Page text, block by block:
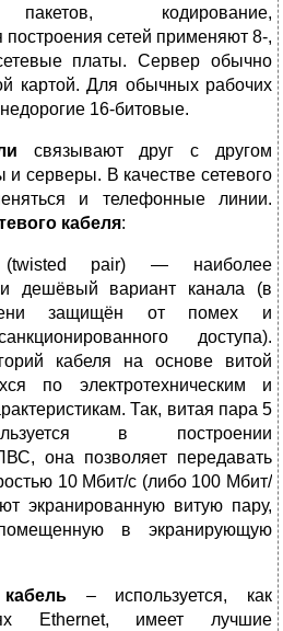
кодирование,
сетей применяют 8-,
платы. Сервер обычно
картой. Для обычных рабочих
16-битовые.
связывают друг с другом
серверы. В качестве сетевого
и телефонные линии.
кабеля:
pair) — наиболее
и дешёвый вариант канала (в
защищён от помех и
доступа).
кабеля на основе витой
по электротехническим и
Так, витая пара 5
в построении
она позволяет передавать
10 Мбит/с (либо 100 Мбит/
экранированную витую пару,
в экранирующую
– используется, как
Ethernet, имеет лучшие